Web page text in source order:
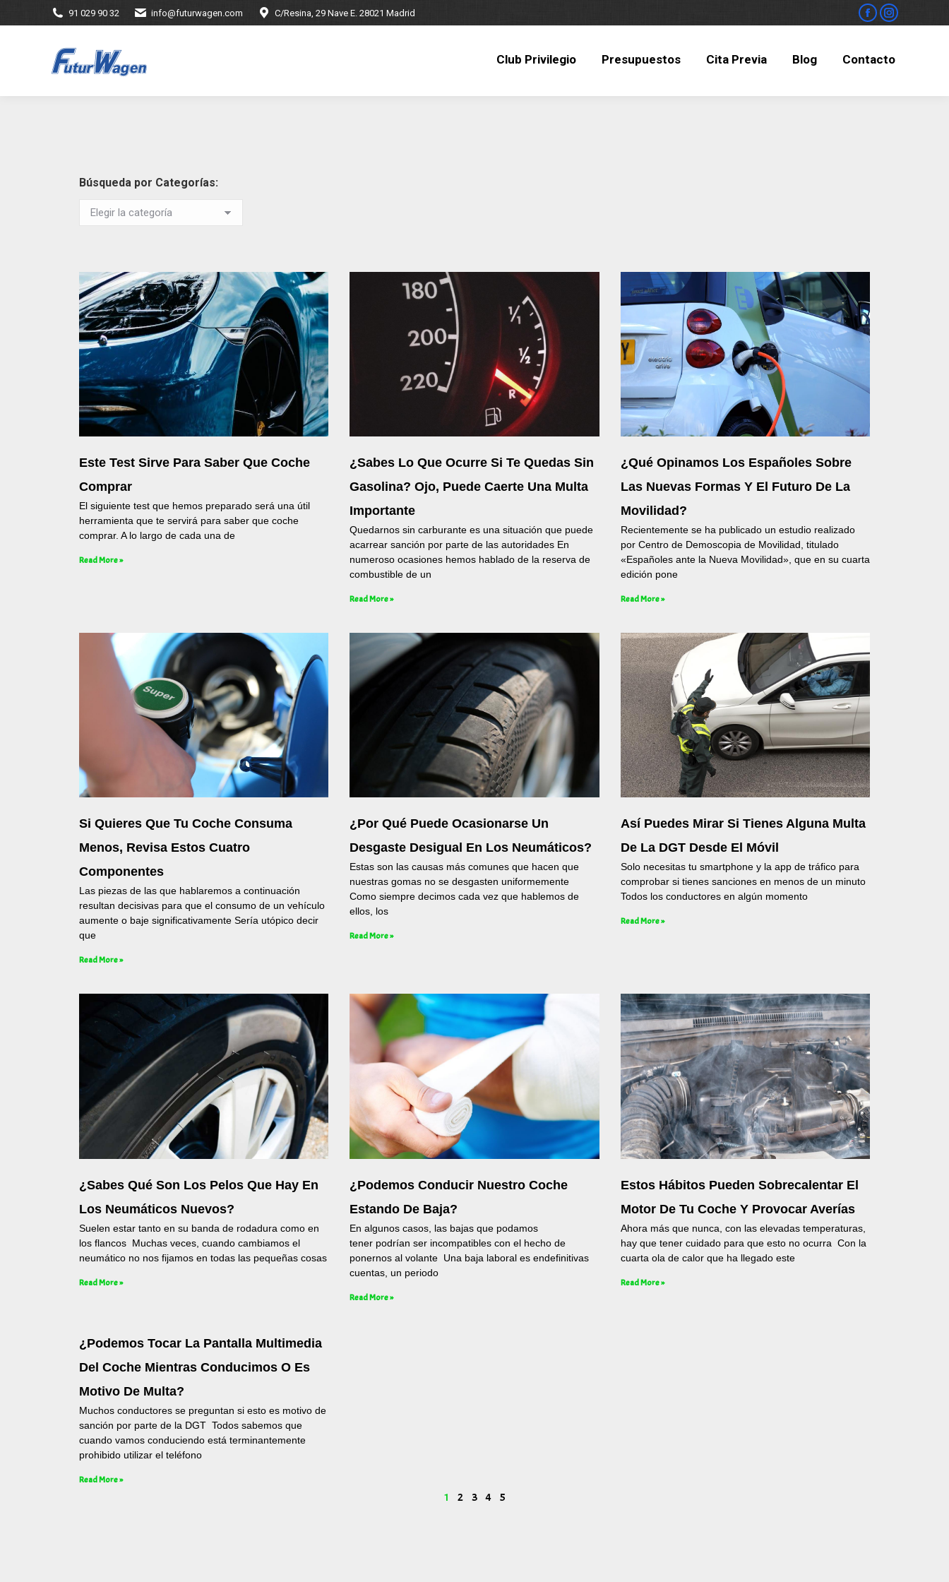
91 029 90 32 info@futurwagen.com C/Resina, 29 Nave E. 28021 Madrid
Club Privilegio Presupuestos Cita Previa Blog Contacto
Búsqueda por Categorías:
Este Test Sirve Para Saber Que Coche
Comprar
El siguiente test que hemos preparado será una útil
herramienta que te servirá para saber que coche
comprar. A lo largo de cada una de
Read More »
¿Sabes Lo Que Ocurre Si Te Quedas Sin
Gasolina? Ojo, Puede Caerte Una Multa
Importante
Quedarnos sin carburante es una situación que puede
acarrear sanción por parte de las autoridades En
numeroso ocasiones hemos hablado de la reserva de
combustible de un
Read More »
¿Qué Opinamos Los Españoles Sobre
Las Nuevas Formas Y El Futuro De La
Movilidad?
Recientemente se ha publicado un estudio realizado
por Centro de Demoscopia de Movilidad, titulado
«Españoles ante la Nueva Movilidad», que en su cuarta
edición pone
Read More »
Si Quieres Que Tu Coche Consuma
Menos, Revisa Estos Cuatro
Componentes
Las piezas de las que hablaremos a continuación
resultan decisivas para que el consumo de un vehículo
aumente o baje significativamente Sería utópico decir
que
Read More »
¿Por Qué Puede Ocasionarse Un
Desgaste Desigual En Los Neumáticos?
Estas son las causas más comunes que hacen que
nuestras gomas no se desgasten uniformemente
Como siempre decimos cada vez que hablemos de
ellos, los
Read More »
Así Puedes Mirar Si Tienes Alguna Multa
De La DGT Desde El Móvil
Solo necesitas tu smartphone y la app de tráfico para
comprobar si tienes sanciones en menos de un minuto
Todos los conductores en algún momento
Read More »
¿Sabes Qué Son Los Pelos Que Hay En
Los Neumáticos Nuevos?
Suelen estar tanto en su banda de rodadura como en
los flancos Muchas veces, cuando cambiamos el
neumático no nos fijamos en todas las pequeñas cosas
Read More »
¿Podemos Conducir Nuestro Coche
Estando De Baja?
En algunos casos, las bajas que podamos
tener podrían ser incompatibles con el hecho de
ponernos al volante Una baja laboral es endefinitivas
cuentas, un periodo
Read More »
Estos Hábitos Pueden Sobrecalentar El
Motor De Tu Coche Y Provocar Averías
Ahora más que nunca, con las elevadas temperaturas,
hay que tener cuidado para que esto no ocurra Con la
cuarta ola de calor que ha llegado este
Read More »
¿Podemos Tocar La Pantalla Multimedia
Del Coche Mientras Conducimos O Es
Motivo De Multa?
Muchos conductores se preguntan si esto es motivo de
sanción por parte de la DGT Todos sabemos que
cuando vamos conduciendo está terminantemente
prohibido utilizar el teléfono
Read More »
1 2 3 4 5
Contacto